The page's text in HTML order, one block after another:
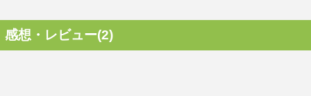
感想・レビュー(2)